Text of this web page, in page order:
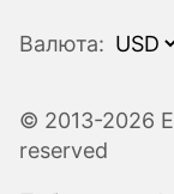
Валюта:
© 2013-2026
reserved